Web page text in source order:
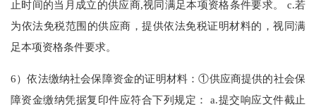
止时间的当月成立的供应商,视同满足本项资格条件要求。 c.若
为依法免税范围的供应商，提供依法免税证明材料的，视同满
足本项资格条件要求。
6）依法缴纳社会保障资金的证明材料：①供应商提供的社会保
障资金缴纳凭据复印件应符合下列规定： a.提交响应文件截止